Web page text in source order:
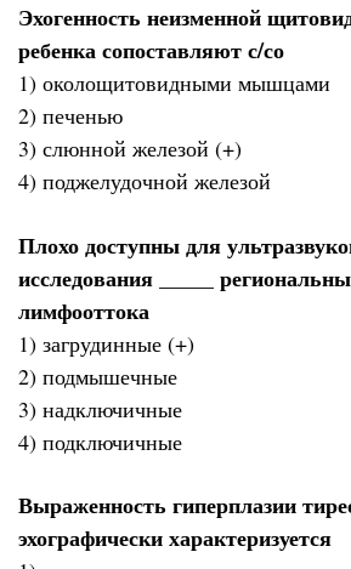
Эхогенность неизменной
ребенка сопоставляют с/со
1) околощитовидными мышцами
2) печенью
3) слюнной железой (+)
4) поджелудочной железой
Плохо доступны для
исследования _____
лимфооттока
1) загрудинные (+)
2) подмышечные
3) надключичные
4) подключичные
Выраженность гиперплазии
эхографически характеризуется